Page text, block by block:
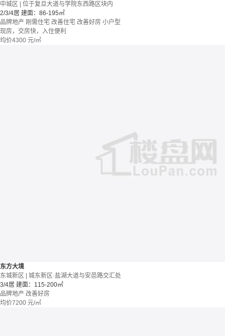
中城区 | 位于复旦大道与学院东西路区块内
2/3/4居 建面：86-195㎡
品牌地产 刚需住宅 改善住宅 改善好房 小户型
现房，交房快，入住便利
均价4300 元/㎡
东方大境
东城新区 | 城东新区·盐湖大道与安邑路交汇处
3/4居 建面：115-200㎡
品牌地产 改善好房
均价7200 元/㎡